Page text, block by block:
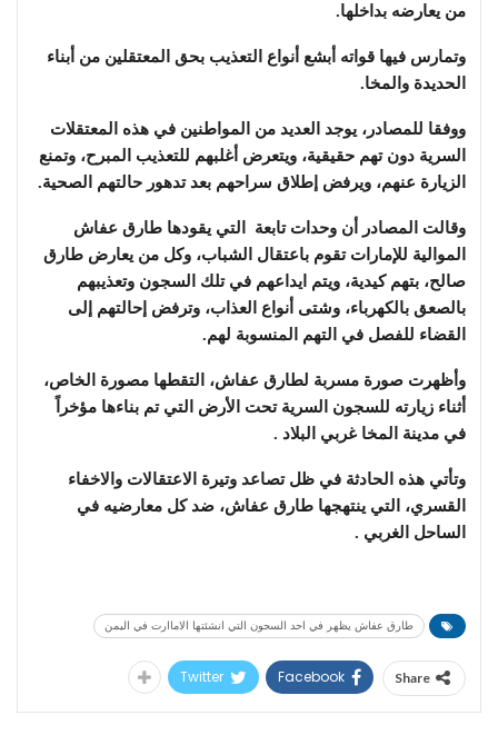
من يعارضه بداخلها.
وتمارس فيها قواته أبشع أنواع التعذيب بحق المعتقلين من أبناء
الحديدة والمخا.
ووفقا للمصادر، يوجد العديد من المواطنين في هذه المعتقلات
السرية دون تهم حقيقية، ويتعرض أغلبهم للتعذيب المبرح، وتمنع
الزيارة عنهم، ويرفض إطلاق سراحهم بعد تدهور حالتهم الصحية.
وقالت المصادر أن وحدات تابعة التي يقودها طارق عفاش
الموالية للإمارات تقوم باعتقال الشباب، وكل من يعارض طارق
صالح، بتهم كيدية، ويتم ايداعهم في تلك السجون وتعذيبهم
بالصعق بالكهرباء، وشتى أنواع العذاب، وترفض إحالتهم إلى
القضاء للفصل في التهم المنسوبة لهم.
وأظهرت صورة مسربة لطارق عفاش، التقطها مصورة الخاص،
أثناء زيارته للسجون السرية تحت الأرض التي تم بناءها مؤخراً
في مدينة المخا غربي البلاد .
وتأتي هذه الحادثة في ظل تصاعد وتيرة الاعتقالات والاخفاء
القسري، التي ينتهجها طارق عفاش، ضد كل معارضيه في
الساحل الغربي .
طارق عفاش يظهر في احد السجون التي انشئتها الاماارت في اليمن
Share
Facebook
Twitter